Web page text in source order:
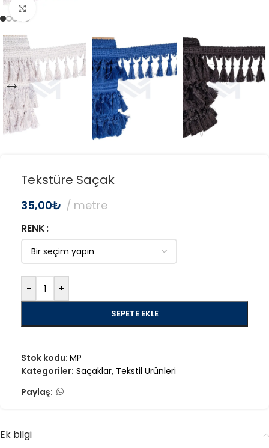
Tekstüre Saçak
35,00₺ metre
RENK
- +
SEPETE EKLE
Stok kodu: MP
Kategoriler: Saçaklar, Tekstil Ürünleri
Paylaş:
Ek bilgi